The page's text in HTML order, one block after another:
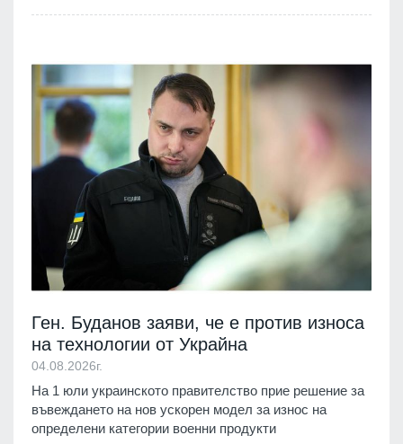
Ген. Буданов заяви, че е против износа
на технологии от Украйна
04.08.2026г.
На 1 юли украинското правителство прие решение за
въвеждането на нов ускорен модел за износ на
определени категории военни продукти